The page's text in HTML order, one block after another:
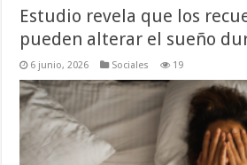
Estudio revela que los
pueden alterar el sueño
6 junio, 2026 Sociales 19